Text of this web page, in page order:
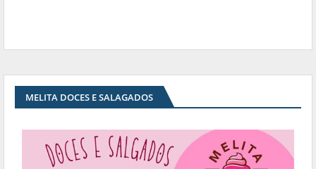
MELITA DOCES E SALAGADOS